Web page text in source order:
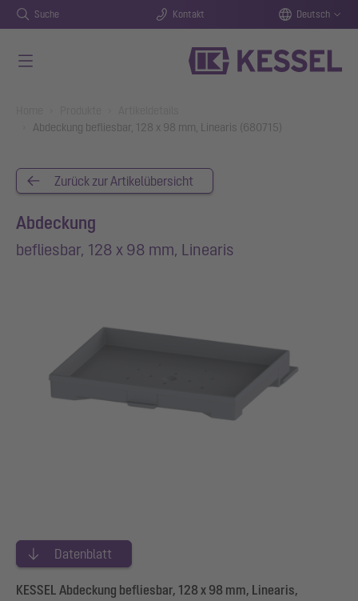
Suche Kontakt Deutsch
Abdeckung befliesbar, 128 x 98 mm, Linearis (680715)
Zurück zur Artikelübersicht
Abdeckung
befliesbar, 128 x 98 mm, Linearis
Datenblatt
KESSEL Abdeckung befliesbar, 128 x 98 mm, Linearis,